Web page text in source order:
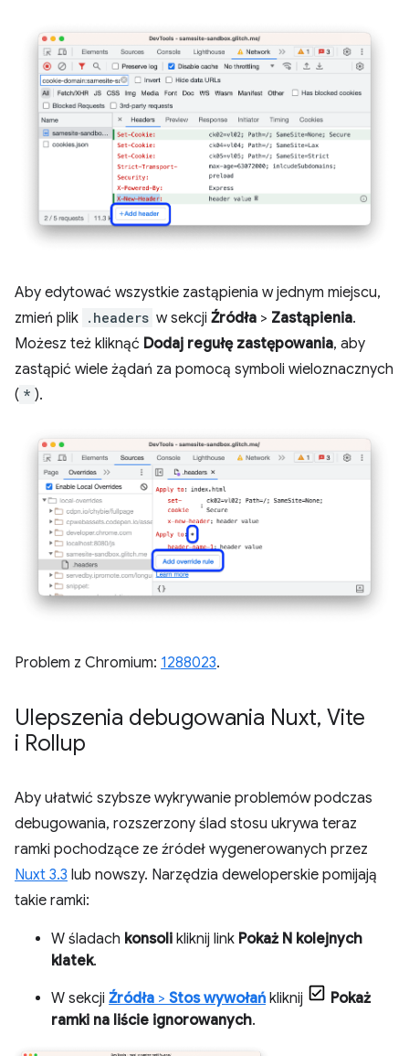
Aby edytować wszystkie zastąpienia w jednym miejscu,
zmień plik .headers w sekcji Źródła > Zastąpienia.
Możesz też kliknąć Dodaj regułę zastępowania, aby
zastąpić wiele żądań za pomocą symboli wieloznacznych
( * ).
Problem z Chromium: 1288023.
Ulepszenia debugowania Nuxt, Vite
i Rollup
Aby ułatwić szybsze wykrywanie problemów podczas
debugowania, rozszerzony ślad stosu ukrywa teraz
ramki pochodzące ze źródeł wygenerowanych przez
Nuxt 3.3 lub nowszy. Narzędzia deweloperskie pomijają
takie ramki:
W śladach konsoli kliknij link Pokaż N kolejnych
klatek.
W sekcji Źródła > Stos wywołań kliknij
Pokaż
ramki na liście ignorowanych.